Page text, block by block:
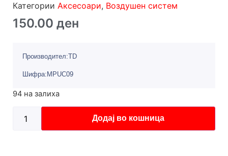
Категории Аксесоари, Воздушен систем
150.00 ден
Производител:TD
Шифра:MPUC09
94 на залиха
Додај во кошница